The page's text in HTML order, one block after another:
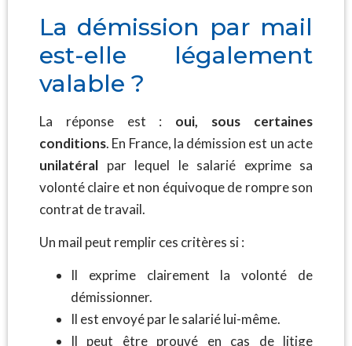
La démission par mail
est-elle légalement
valable ?
La réponse est : oui, sous certaines
conditions. En France, la démission est un acte
unilatéral par lequel le salarié exprime sa
volonté claire et non équivoque de rompre son
contrat de travail.
Un mail peut remplir ces critères si :
Il exprime clairement la volonté de
démissionner.
Il est envoyé par le salarié lui-même.
Il peut être prouvé en cas de litige